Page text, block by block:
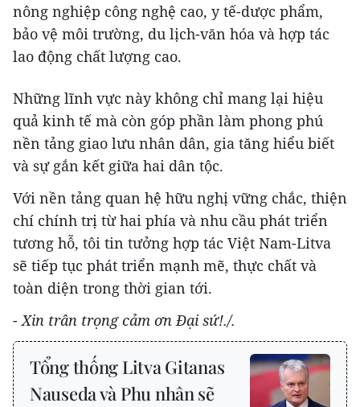
nông nghiệp công nghệ cao, y tế-dược phẩm,
bảo vệ môi trường, du lịch-văn hóa và hợp tác
lao động chất lượng cao.
Những lĩnh vực này không chỉ mang lại hiệu
quả kinh tế mà còn góp phần làm phong phú
nền tảng giao lưu nhân dân, gia tăng hiểu biết
và sự gắn kết giữa hai dân tộc.
Với nền tảng quan hệ hữu nghị vững chắc, thiện
chí chính trị từ hai phía và nhu cầu phát triển
tương hỗ, tôi tin tưởng hợp tác Việt Nam-Litva
sẽ tiếp tục phát triển mạnh mẽ, thực chất và
toàn diện trong thời gian tới.
- Xin trân trọng cảm ơn Đại sứ!./.
Tổng thống Litva Gitanas
Nauseda và Phu nhân sẽ